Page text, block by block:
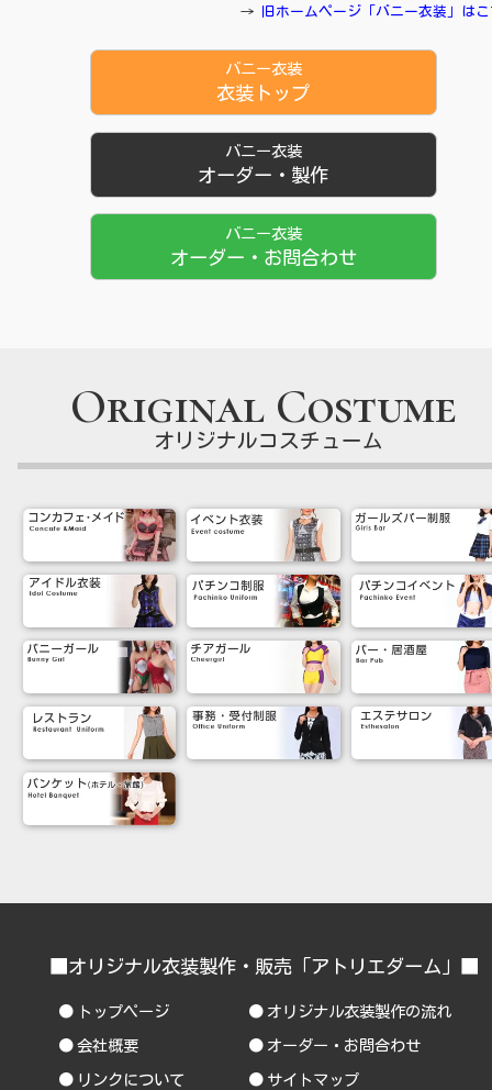
→ 旧ホームページ「バニー衣装」は
バニー衣装
衣装トップ
バニー衣装
オーダー・製作
バニー衣装
オーダー・お問合わせ
Original Costume
オリジナルコスチューム
■オリジナル衣装製作・販売「アトリエダーム」
トップページ オリジナル衣装製作の流れ
会社概要 オーダー・お問合わせ
リンクについて サイトマップ